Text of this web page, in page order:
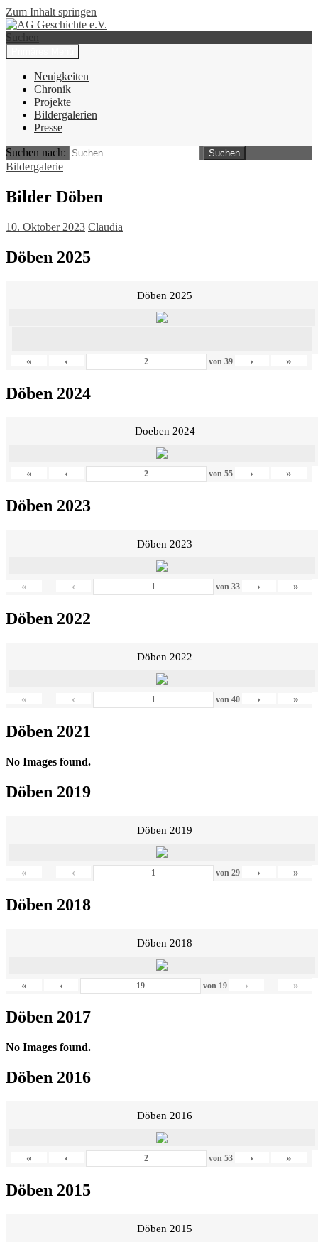
Zum Inhalt springen
AG Geschichte e.V.
Suchen
Neuigkeiten
Chronik
Projekte
Bildergalerien
Presse
Suchen nach:
Bildergalerie
Bilder Döben
10. Oktober 2023 Claudia
Döben 2025
Döben 2025
« ‹ von 39 › »
Döben 2024
Doeben 2024
« ‹ von 55 › »
Döben 2023
Döben 2023
« ‹ von 33 › »
Döben 2022
Döben 2022
« ‹ von 40 › »
Döben 2021
No Images found.
Döben 2019
Döben 2019
« ‹ von 29 › »
Döben 2018
Döben 2018
« ‹ von 19 › »
Döben 2017
No Images found.
Döben 2016
Döben 2016
« ‹ von 53 › »
Döben 2015
Döben 2015